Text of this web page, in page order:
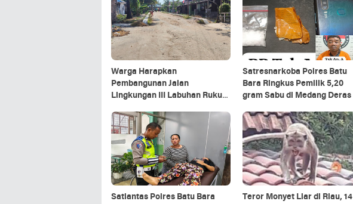
Warga Harapkan
Pembangunan Jalan
Lingkungan III Labuhan Ruku
Satresnarkoba Polres Batu
Bara Ringkus Pemilik 5,20
gram Sabu di Medang Deras
Satlantas Polres Batu Bara
Teror Monyet Liar di Riau, 14